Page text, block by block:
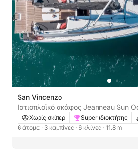
San Vincenzo
Ιστιοπλοϊκό σκάφος Jeanneau Sun
12mΧωρίς σκίπερ Super ιδιοκτήτης
6 άτομα · 3 καμπίνες · 6 κλίνες · 11.8 m